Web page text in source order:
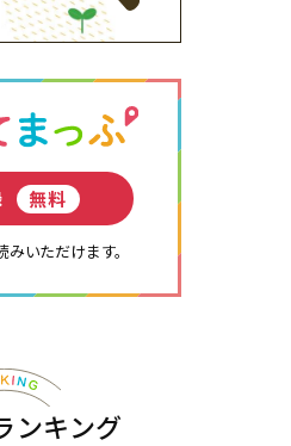
無料
いただけます。
ンキング